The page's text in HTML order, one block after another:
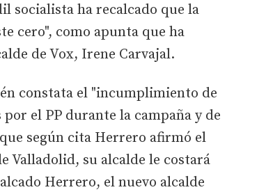
socialista ha recalcado que la
cero", como apunta que ha
de Vox, Irene Carvajal.
constata el "incumplimiento de
el PP durante la campaña y de
según cita Herrero afirmó el
Valladolid, su alcalde le costará
Herrero, el nuevo alcalde